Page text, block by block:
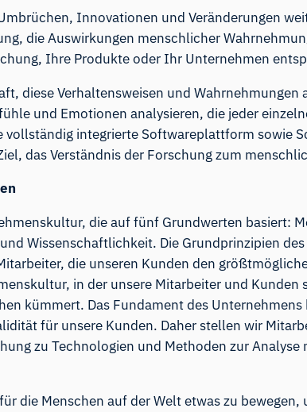
Innovationen und Veränderungen
die Auswirkungen menschlicher
Ihre Produkte oder Ihr Unternehmen
diese Verhaltensweisen und
und Emotionen analysieren, die jeder
vollständig integrierte Softwareplattform sowie
das Verständnis der Forschung zum
die auf fünf Grundwerten basiert:
Wissenschaftlichkeit. Die Grundprinzipien
die unseren Kunden den
in der unsere Mitarbeiter und Kunden
kümmert. Das Fundament des
für unsere Kunden. Daher stellen wir
zu Technologien und Methoden zur
die Menschen auf der Welt etwas zu